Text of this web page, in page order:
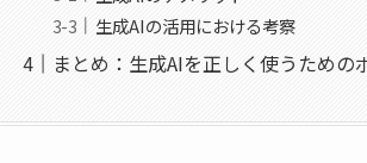
生成AIの活用における考察
まとめ：生成AIを正しく使うための